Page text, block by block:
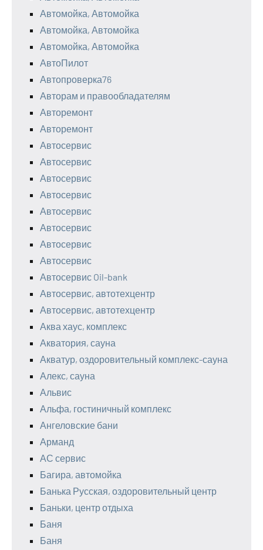
Автомойка, Автомойка
Автомойка, Автомойка
Автомойка, Автомойка
АвтоПилот
Автопроверка76
Авторам и правообладателям
Авторемонт
Авторемонт
Автосервис
Автосервис
Автосервис
Автосервис
Автосервис
Автосервис
Автосервис
Автосервис
Автосервис Oil-bank
Автосервис, автотехцентр
Автосервис, автотехцентр
Аква хаус, комплекс
Акватория, сауна
Акватур, оздоровительный комплекс-сауна
Алекс, сауна
Альвис
Альфа, гостиничный комплекс
Ангеловские бани
Арманд
АС сервис
Багира, автомойка
Банька Русская, оздоровительный центр
Баньки, центр отдыха
Баня
Баня